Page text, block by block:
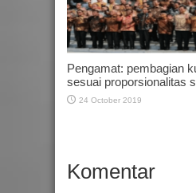
Pengamat: pembagian
sesuai proporsionalitas
24 October 2019
Komentar